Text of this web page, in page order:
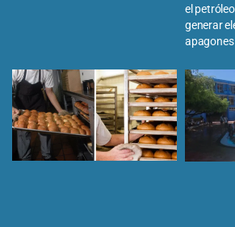
el
generar
apagones